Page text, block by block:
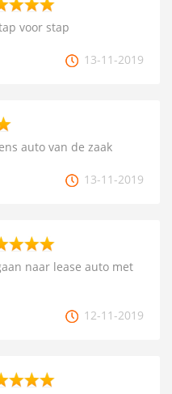
voor stap
13-11-2019
auto van de zaak
13-11-2019
naar lease auto met
12-11-2019